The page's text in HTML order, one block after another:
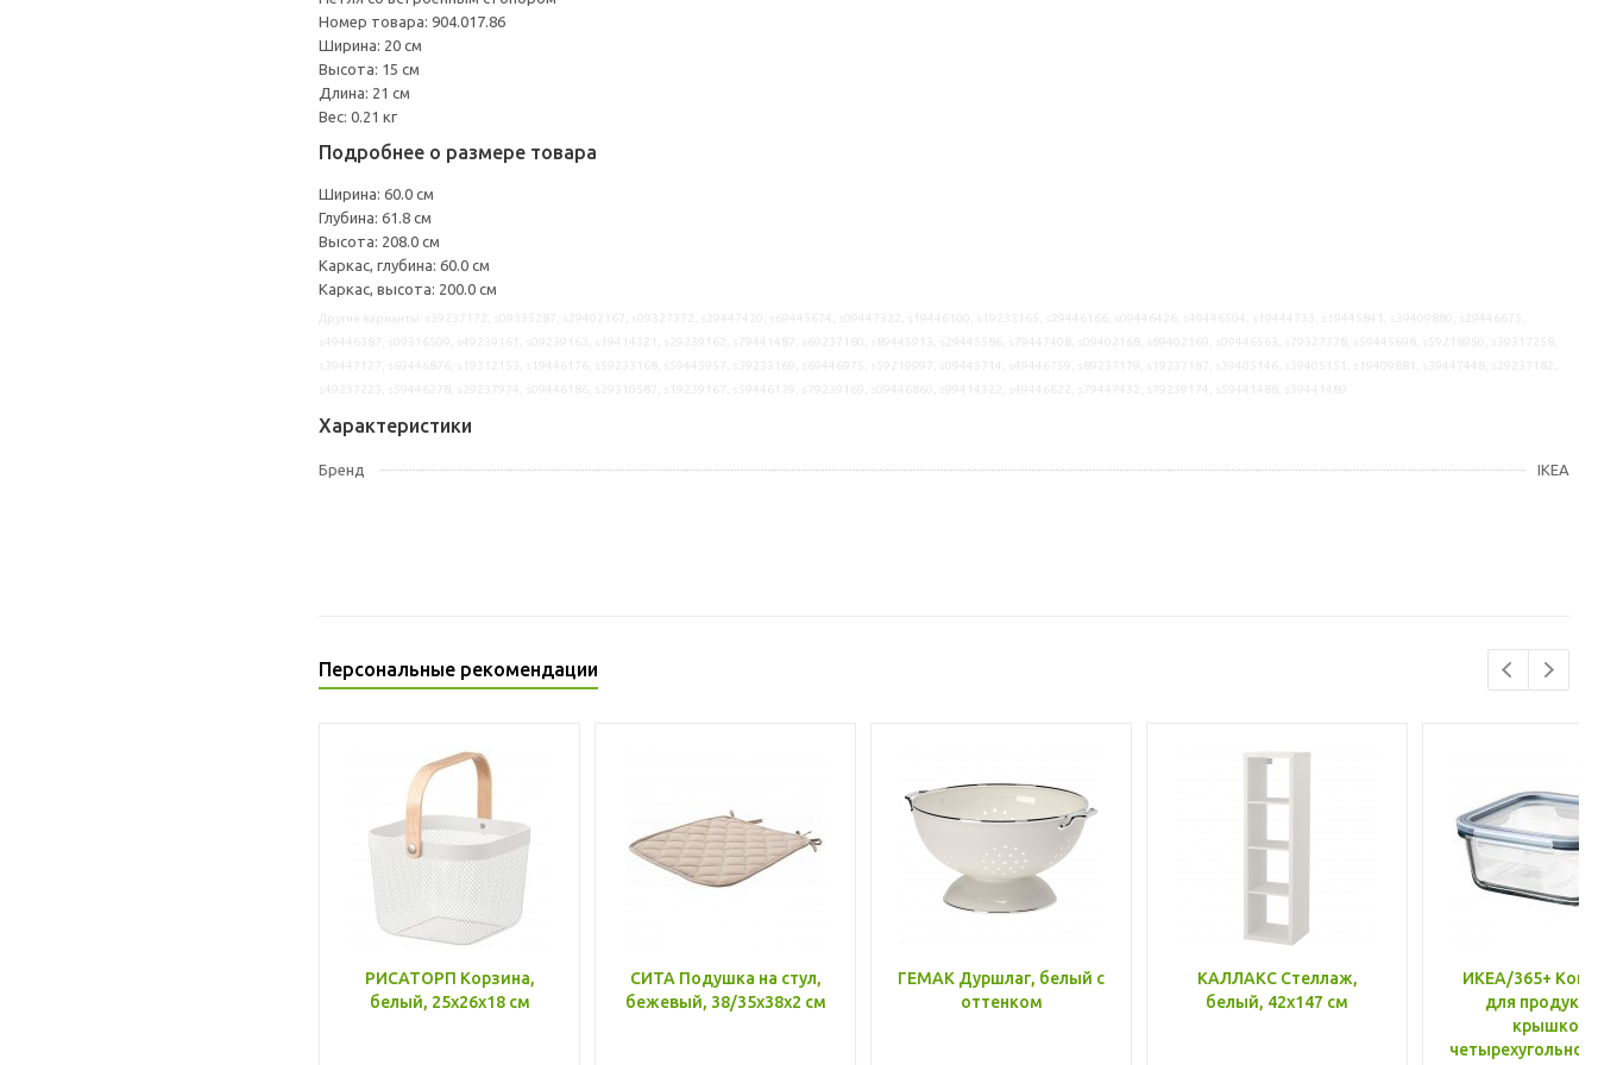
Номер товара: 904.017.86
Ширина: 20 см
Высота: 15 см
Длина: 21 см
Вес: 0.21 кг
Подробнее о размере товара
Ширина: 60.0 см
Глубина: 61.8 см
Высота: 208.0 см
Каркас, глубина: 60.0 см
Каркас, высота: 200.0 см
Характеристики
Бренд IKEA
Персональные рекомендации
РИСАТОРП Корзина,
белый, 25x26x18 см
СИТА Подушка на стул,
бежевый, 38/35x38x2 см
ГЕМАК Дуршлаг, белый с
оттенком
КАЛЛАКС Стеллаж,
белый, 42x147 см
ИКЕА/365+
для
крышкой,